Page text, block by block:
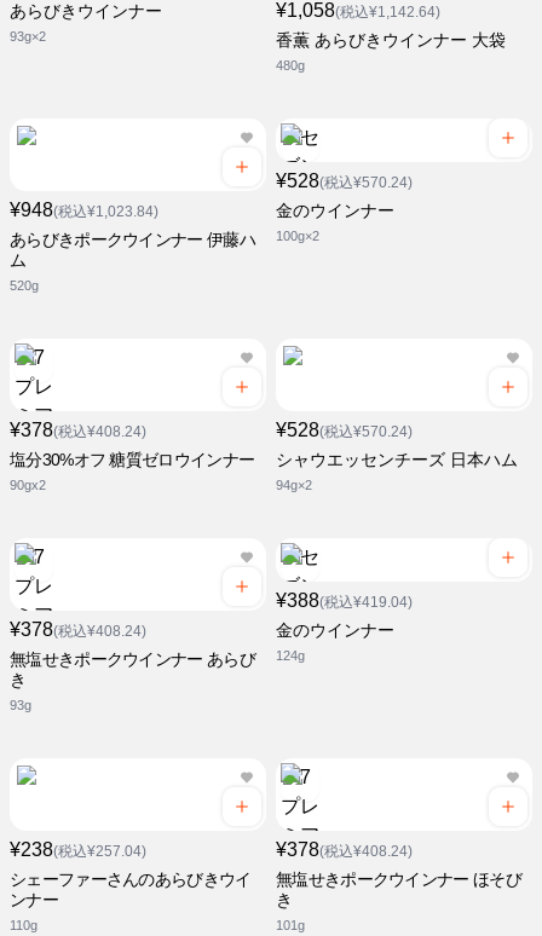
あらびきウインナー
93g×2
¥1,058(税込¥1,142.64)
香薫 あらびきウインナー 大袋
480g
¥948(税込¥1,023.84)
あらびきポークウインナー 伊藤ハ
ム
520g
¥528(税込¥570.24)
金のウインナー
100g×2
¥378(税込¥408.24)
塩分30%オフ 糖質ゼロウインナー
90gx2
¥528(税込¥570.24)
シャウエッセンチーズ 日本ハム
94g×2
¥378(税込¥408.24)
無塩せきポークウインナー あらび
き
93g
¥388(税込¥419.04)
金のウインナー
124g
¥238(税込¥257.04)
シェーファーさんのあらびきウイ
ンナー
110g
¥378(税込¥408.24)
無塩せきポークウインナー ほそび
き
101g